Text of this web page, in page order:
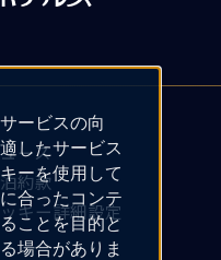
ース
約款
キー詳細設定
ービスの向
したサービス
ーを使用して
合ったコンテ
ことを目的と
場合がありま